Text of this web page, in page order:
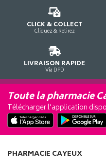
CLICK & COLLECT
Cliquez & Retirez
LIVRAISON RAPIDE
Via DPD
Toute la pharmacie
Télécharger l’application
PHARMACIE CAYEUX